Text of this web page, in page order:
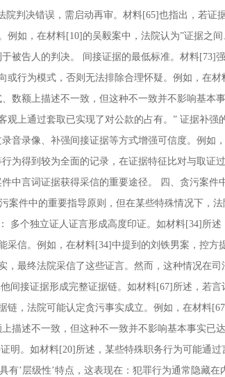
院判决错误，需启动再审。材料[65]也指出，若证
例如，在材料[10]的吴毅案中，法院认为”证据之
被告人的判决。 间接证据的最低标准。材料[73]
或行为模式，否则无法排除合理怀疑。例如，在材
数额上描述不一致，但这种不一致并不影响基本
观上通过套取已实现了对公款的占有。” 证据补强
音录像、补强间接证据等方式增强可信度。例如
为得到较为全面的记录，在证据特征比对与取证
中言词证据获得采信的重要途径。 四、贪污案件
案件中的重要指导原则，但在某些特殊情况下，法
多个独立证人证言形成高度印证。如材料[34]所述
采信。例如，在材料[34]中提到的刘铁男案，控方
，最终法院采信了这些证言。然而，这种情况在司
间接证据形成完整证据链。如材料[67]所述，若言
链，法院可能认定贪污事实成立。例如，在材料
描述不一致，但这种不一致并不影响基本事实已达
明。如材料[20]所述，某些特殊职务行为可能通过
有’层级性’特点，这表现在：犯罪行为通常隐藏在